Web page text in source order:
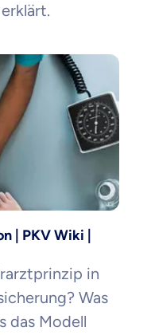
| PKV Wiki |
in
Was
das Modell